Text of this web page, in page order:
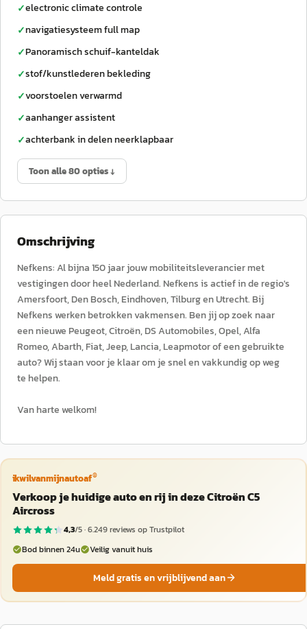
✓electronic climate controle
✓navigatiesysteem full map
✓Panoramisch schuif-kanteldak
✓stof/kunstlederen bekleding
✓voorstoelen verwarmd
✓aanhanger assistent
✓achterbank in delen neerklapbaar
Toon alle 80 opties ↓
Omschrijving
Nefkens: Al bijna 150 jaar jouw mobiliteitsleverancier met
vestigingen door heel Nederland. Nefkens is actief in de regio's
Amersfoort, Den Bosch, Eindhoven, Tilburg en Utrecht. Bij
Nefkens werken betrokken vakmensen. Ben jij op zoek naar
een nieuwe Peugeot, Citroën, DS Automobiles, Opel, Alfa
Romeo, Abarth, Fiat, Jeep, Lancia, Leapmotor of een gebruikte
auto? Wij staan voor je klaar om je snel en vakkundig op weg
te helpen.
Van harte welkom!
ikwilvanmijnautoaf®
Verkoop je huidige auto en rij in deze Citroën C5
Aircross
4,3/5 ·6.249reviews op Trustpilot
Bod binnen 24u
Veilig vanuit huis
Meld gratis en vrijblijvend aan